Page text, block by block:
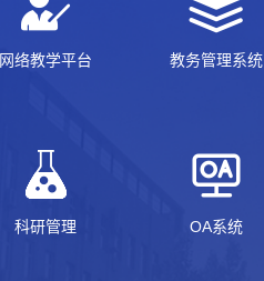
网络教学平台 教务管理系统
科研管理 OA系统